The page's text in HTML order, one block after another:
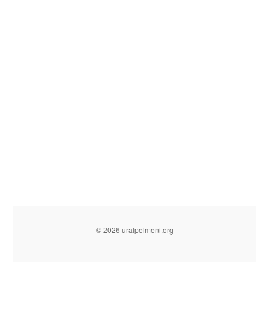
© 2026 uralpelmeni.org